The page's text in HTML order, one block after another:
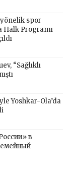
spor
Halk Programı
“Sağlıklı
Yoshkar-Ola’da
в